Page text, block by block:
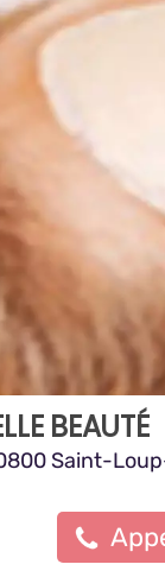
BEAUTÉ
Saint-